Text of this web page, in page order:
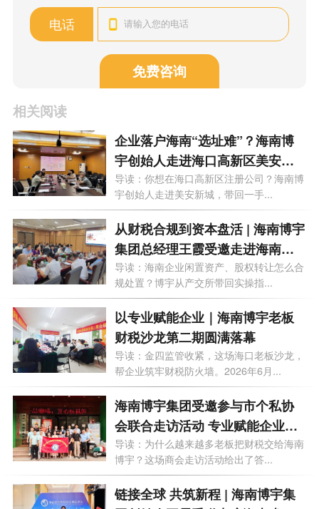
电话
免费咨询
相关阅读
企业落户海南“选址难”？海南博
宇创始人走进海口高新区美安新
城，为您精准匹配园区政策！
导读：你想在海口高新区注册公司？海南博
宇创始人走进美安新城，带回一手...
从财税合规到资本盘活 | 海南博宇
集团总经理王霞受邀走进海南产
交所
导读：海南企业闲置资产、股权转让怎么合
规处置？博宇从产交所带回实操指...
以专业赋能企业｜海南博宇老板
财税沙龙第二期圆满落幕
导读：金四监管收紧，这场海口老板沙龙，
帮企业筑牢财税防火墙。2026年6月...
海南博宇集团受邀参与市个私协
会联合走访活动 专业赋能企业老
板财务思维升级
导读：为什么越来越多老板把财税交给海南
博宇？这场商会走访活动给出了答...
链接全球 共筑新程 | 海南博宇集